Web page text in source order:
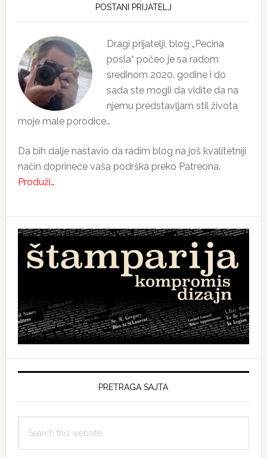
POSTANI PRIJATELJ
Dragi prijatelji, blog „Pecina
posla“ počeo je sa radom
sredinom 2020. godine i do
sada ste mogli da vidite da na
njemu predstavljam stil života
moje male porodice…
Da bih dalje nastavio da radim blog na još kvalitetniji
način doprineće vaša podrška preko Patreona.
Produži…
PRETRAGA SAJTA
this